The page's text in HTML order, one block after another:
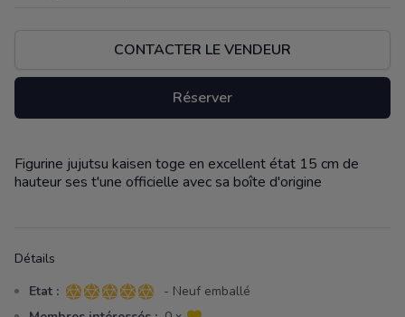
CONTACTER LE VENDEUR
Réserver
Description
Figurine jujutsu kaisen toge en excellent état 15 cm de
hauteur ses t'une officielle avec sa boîte d'origine
Détails
Etat : 5 sur 5 étoiles
- Neuf emballé